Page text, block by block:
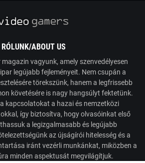
RÓLUNK/ABOUT US
vagyunk, amely szenvedélyesen
legújabb fejleményeit. Nem csupán a
törekszünk, hanem a legfrissebb
követésére is nagy hangsúlyt fektetünk.
kapcsolatokat a hazai és nemzetközi
így biztosítva, hogy olvasóinkat első
a legizgalmasabb és legújabb
az újságírói hitelesség és a
iránt vezérli munkánkat, miközben a
minden aspektusát megvilágítjuk.